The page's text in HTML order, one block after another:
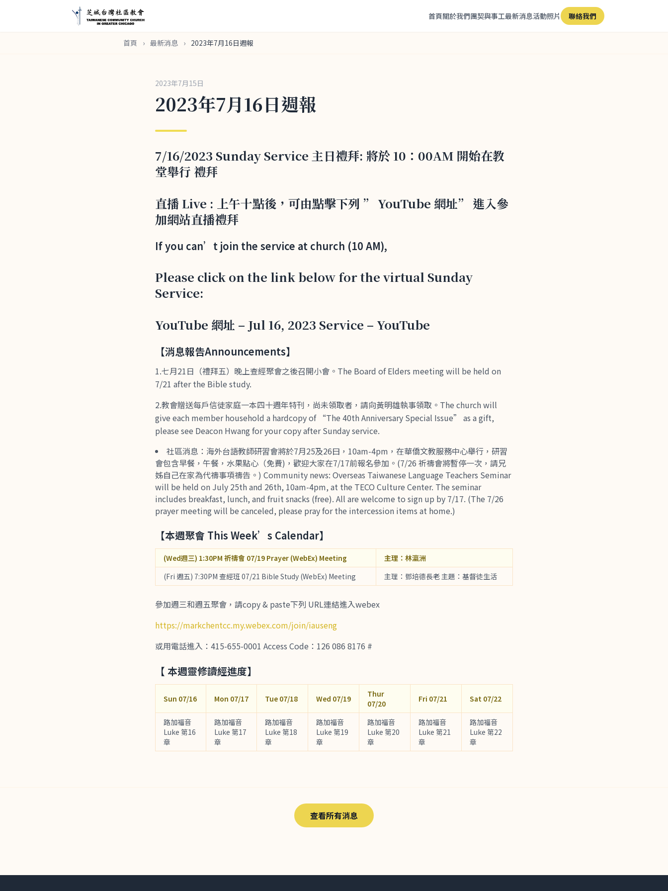
首頁關於我們團契與事工最新消息活動照片 聯絡我們
首頁 › 最新消息 › 2023年7月16日週報
2023年7月15日
2023年7月16日週報
7/16/2023 Sunday Service 主日禮拜: 將於 10：00AM 開始在教
堂舉行 禮拜
直播 Live : 上午十點後，可由點擊下列 ” YouTube 網址” 進入參
加網站直播禮拜
If you can’t join the service at church (10 AM),
Please click on the link below for the virtual Sunday
Service:
YouTube 網址 – Jul 16, 2023 Service – YouTube
【消息報告Announcements】
1.七月21日（禮拜五）晚上查經聚會之後召開小會。The Board of Elders meeting will be held on
7/21 after the Bible study.
2.教會贈送每戶信徒家庭一本四十週年特刊，尚未領取者，請向黃明雄執事領取。The church will
give each member household a hardcopy of “The 40th Anniversary Special Issue” as a gift,
please see Deacon Hwang for your copy after Sunday service.
社區消息：海外台語教師研習會將於7月25及26曰，10am-4pm，在華僑文教服務中心舉行，研習
會包含早餐，午餐，水果點心（免費)，歡迎大家在7/17前報名參加。(7/26 祈禱會將暫停一次，請兄
姊自己在家為代禱事項禱告。) Community news: Overseas Taiwanese Language Teachers Seminar
will be held on July 25th and 26th, 10am-4pm, at the TECO Culture Center. The seminar
includes breakfast, lunch, and fruit snacks (free). All are welcome to sign up by 7/17. (The 7/26
prayer meeting will be canceled, please pray for the intercession items at home.)
【本週聚會 This Week’s Calendar】
(Wed週三) 1:30PM 祈禱會 07/19 Prayer (WebEx) Meeting
主理：林瀛洲
(Fri 週五) 7:30PM 查經班 07/21 Bible Study (WebEx) Meeting
主理：鄧培德長老 主題：基督徒生活
參加週三和週五聚會，請copy & paste下列 URL連結進入webex
https://markchentcc.my.webex.com/join/iauseng
或用電話進入：415-655-0001 Access Code：126 086 8176 #
【 本週靈修讀經進度】
Sun 07/16 Mon 07/17 Tue 07/18 Wed 07/19
Thur
07/20
Fri 07/21 Sat 07/22
路加福音
Luke 第16
章
路加福音
Luke 第17
章
路加福音
Luke 第18
章
路加福音
Luke 第19
章
路加福音
Luke 第20
章
路加福音
Luke 第21
章
路加福音
Luke 第22
章
查看所有消息